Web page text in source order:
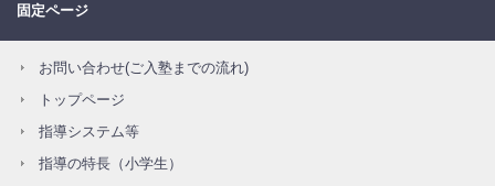
固定ページ
お問い合わせ(ご入塾までの流れ)
トップページ
指導システム等
指導の特長（小学生）